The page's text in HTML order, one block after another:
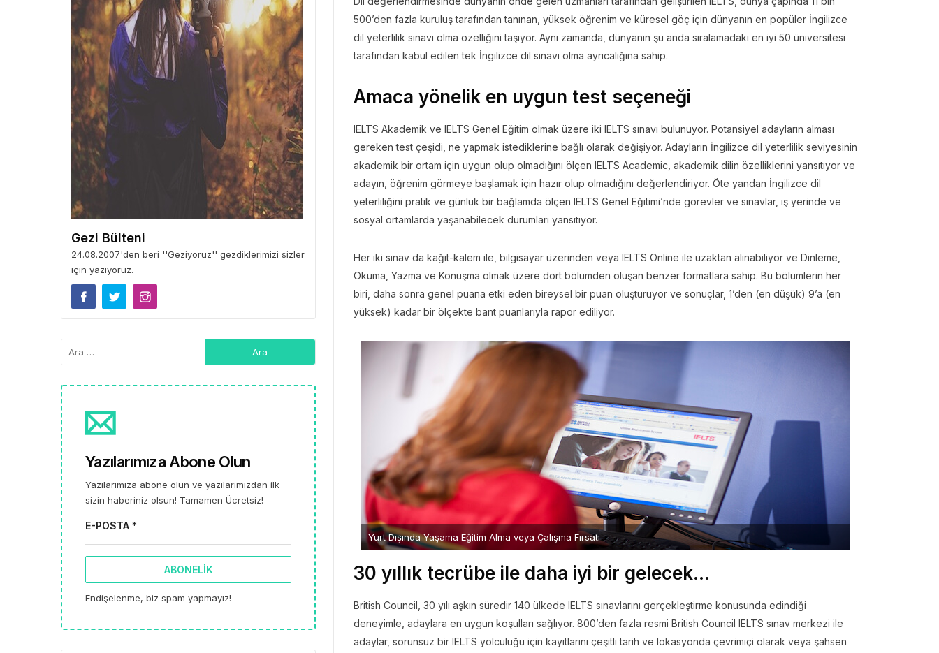
500’den fazla kuruluş tarafından tanınan, yüksek öğrenim ve küresel göç için dünyanın en popüler İngilizce
dil yeterlilik sınavı olma özelliğini taşıyor. Aynı zamanda, dünyanın şu anda sıralamadaki en iyi 50 üniversitesi
tarafından kabul edilen tek İngilizce dil sınavı olma ayrıcalığına sahip.
Amaca yönelik en uygun test seçeneği
IELTS Akademik ve IELTS Genel Eğitim olmak üzere iki IELTS sınavı bulunuyor. Potansiyel adayların alması
gereken test çeşidi, ne yapmak istediklerine bağlı olarak değişiyor. Adayların İngilizce dil yeterlilik seviyesinin
akademik bir ortam için uygun olup olmadığını ölçen IELTS Academic, akademik dilin özelliklerini yansıtıyor ve
adayın, öğrenim görmeye başlamak için hazır olup olmadığını değerlendiriyor. Öte yandan İngilizce dil
yeterliliğini pratik ve günlük bir bağlamda ölçen IELTS Genel Eğitimi’nde görevler ve sınavlar, iş yerinde ve
sosyal ortamlarda yaşanabilecek durumları yansıtıyor.
Her iki sınav da kağıt-kalem ile, bilgisayar üzerinden veya IELTS Online ile uzaktan alınabiliyor ve Dinleme,
Okuma, Yazma ve Konuşma olmak üzere dört bölümden oluşan benzer formatlara sahip. Bu bölümlerin her
biri, daha sonra genel puana etki eden bireysel bir puan oluşturuyor ve sonuçlar, 1’den (en düşük) 9’a (en
yüksek) kadar bir ölçekte bant puanlarıyla rapor ediliyor.
Yurt Dışında Yaşama Eğitim Alma veya Çalışma Fırsatı
30 yıllık tecrübe ile daha iyi bir gelecek…
British Council, 30 yılı aşkın süredir 140 ülkede IELTS sınavlarını gerçekleştirme konusunda edindiği
deneyimle, adaylara en uygun koşulları sağlıyor. 800’den fazla resmi British Council IELTS sınav merkezi ile
adaylar, sorunsuz bir IELTS yolculuğu için kayıtlarını çeşitli tarih ve lokasyonda çevrimiçi olarak veya şahsen
Gezi Bülteni
24.08.2007'den beri ''Geziyoruz'' gezdiklerimizi sizler
için yazıyoruz.
Yazılarımıza Abone Olun
Yazılarımıza abone olun ve yazılarımızdan ilk
sizin haberiniz olsun! Tamamen Ücretsiz!
E-POSTA *
ABONELIK
Endişelenme, biz spam yapmayız!